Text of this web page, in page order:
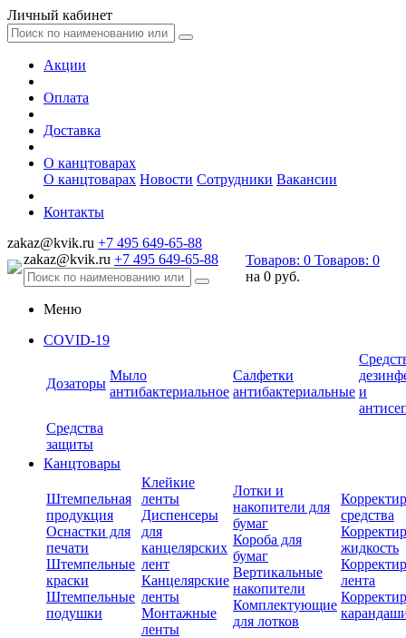
Личный кабинет
Акции
Оплата
Доставка
О канцтоварах
О канцтоварах Новости Сотрудники Вакансии
Контакты
zakaz@kvik.ru +7 495 649-65-88
zakaz@kvik.ru +7 495 649-65-88 Товаров: 0 Товаров: 0
на 0 руб.
Меню
COVID-19
Дозаторы
Мыло
антибактериальное
Салфетки
антибактериальные и
Средства
защиты
Канцтовары
Штемпельная
продукция
Оснастки для
печати
Штемпельные
краски
Штемпельные
подушки
Клейкие
ленты
Диспенсеры
для
канцелярских
лент
Канцелярские
ленты
Монтажные
ленты
Лотки и
накопители для
бумаг
Короба для
бумаг
Вертикальные
накопители
Комплектующие
для лотков
средства
жидкость
лента